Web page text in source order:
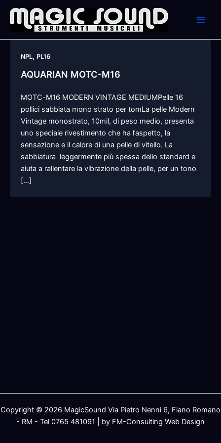
content
NPL, PL16
AQUARIAN MOTC-M16
MOTC-M16 MODERN VINTAGE MEDIUMPelle 16
pollici sabbiata mono strato per tomLa pelle Modern
Vintage monostrato, 10mil, di peso medio, presenta
uno speciale rivestimento che ha l’aspetto, la
sensazione e il calore di una pelle di vitello. La
sabbiatura  leggermente più spessa dello standard e
aiuta a rallentare la vibrazione della pelle, per un tono
[…]
Copyright © 2026 MagicSound Via Pietro Nenni 6, Fiano Romano
- RM - Tel 0765 481091 | by FM-Consulting Web Design